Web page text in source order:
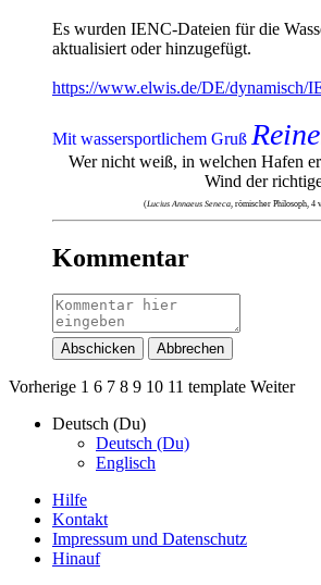
Es wurden IENC-Dateien für die
aktualisiert oder hinzugefügt.
https://www.elwis.de/DE/dynamisch/
Mit wassersportlichem Gruß
Wer nicht weiß, in welchen Hafen
Wind der
(Lucius Annaeus Seneca , römischer Philosoph, 4
Kommentar
Abschicken Abbrechen
Vorherige 1 6 7 8 9 10 11 template Weiter
Deutsch (Du)
Deutsch (Du)
Englisch
Hilfe
Kontakt
Impressum und Datenschutz
Hinauf